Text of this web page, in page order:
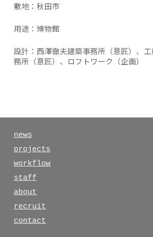
敷地：秋田市
​用途：博物館
設計： 西澤徹夫建築事務所（意匠）、
務所（意匠）、ロフトワーク（企画）
news
projects
workflow
staff
about
recruit
contact